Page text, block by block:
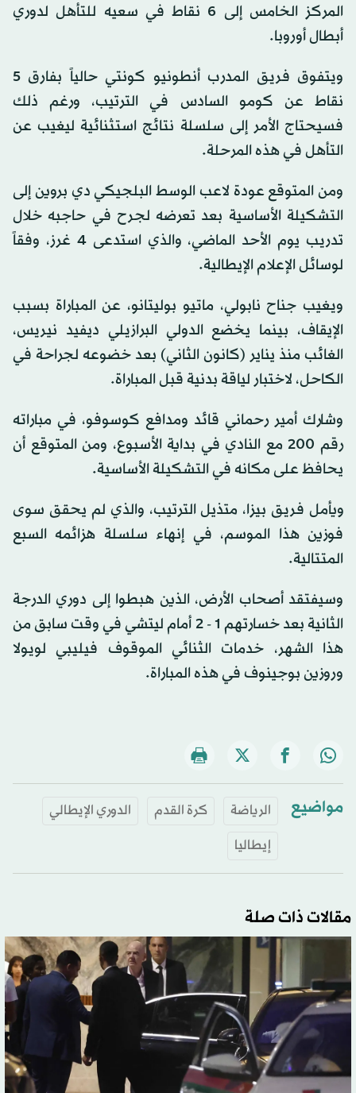
المركز الخامس إلى 6 نقاط في سعيه للتأهل لدوري
أبطال أوروبا.
ويتفوق فريق المدرب أنطونيو كونتي حالياً بفارق 5
نقاط عن كومو السادس في الترتيب، ورغم ذلك
فسيحتاج الأمر إلى سلسلة نتائج استثنائية ليغيب عن
التأهل في هذه المرحلة.
ومن المتوقع عودة لاعب الوسط البلجيكي دي بروين إلى
التشكيلة الأساسية بعد تعرضه لجرح في حاجبه خلال
تدريب يوم الأحد الماضي، والذي استدعى 4 غرز، وفقاً
لوسائل الإعلام الإيطالية.
ويغيب جناح نابولي، ماتيو بوليتانو، عن المباراة بسبب
الإيقاف، بينما يخضع الدولي البرازيلي ديفيد نيريس،
الغائب منذ يناير (كانون الثاني) بعد خضوعه لجراحة في
الكاحل، لاختبار لياقة بدنية قبل المباراة.
وشارك أمير رحماني قائد ومدافع كوسوفو، في مباراته
رقم 200 مع النادي في بداية الأسبوع، ومن المتوقع أن
يحافظ على مكانه في التشكيلة الأساسية.
ويأمل فريق بيزا، متذيل الترتيب، والذي لم يحقق سوى
فوزين هذا الموسم، في إنهاء سلسلة هزائمه السبع
المتتالية.
وسيفتقد أصحاب الأرض، الذين هبطوا إلى دوري الدرجة
الثانية بعد خسارتهم 1 - 2 أمام ليتشي في وقت سابق من
هذا الشهر، خدمات الثنائي الموقوف فيليبي لويولا
وروزين بوجينوف في هذه المباراة.
مواضيع الرياضة كرة القدم
الدوري الإيطالي
إيطاليا
مقالات ذات صلة